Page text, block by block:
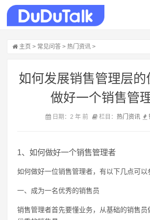
主页 > 常见问答 > 热门资讯 >
如何发展销售管理层的
做好一个销售管
日期：2 年 前 栏目： 热门资讯
1、如何做好一个销售管理者
如何做好一位销售管理者，有以下几点可以
一、成为一名优秀的销售员
销售管理者首先要懂业务，从基础的销售员